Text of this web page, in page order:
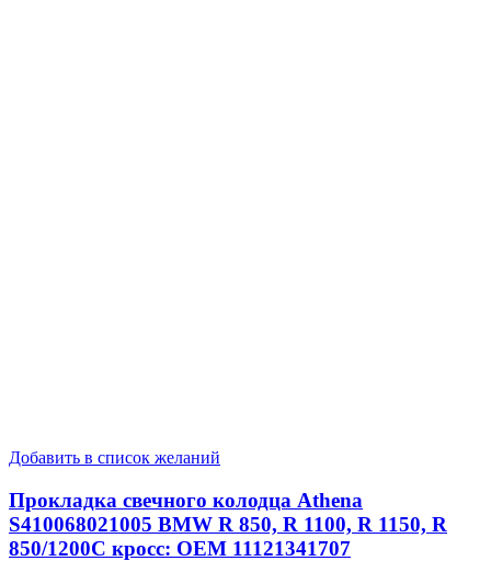
Добавить в список желаний
Прокладка свечного колодца Athena
S410068021005 BMW R 850, R 1100, R 1150, R
850/1200C кросс: OEM 11121341707